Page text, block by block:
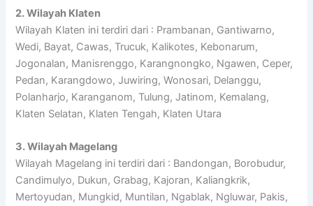
2. Wilayah Klaten
Wilayah Klaten ini terdiri dari : Prambanan, Gantiwarno,
Wedi, Bayat, Cawas, Trucuk, Kalikotes, Kebonarum,
Jogonalan, Manisrenggo, Karangnongko, Ngawen, Ceper,
Pedan, Karangdowo, Juwiring, Wonosari, Delanggu,
Polanharjo, Karanganom, Tulung, Jatinom, Kemalang,
Klaten Selatan, Klaten Tengah, Klaten Utara
3. Wilayah Magelang
Wilayah Magelang ini terdiri dari : Bandongan, Borobudur,
Candimulyo, Dukun, Grabag, Kajoran, Kaliangkrik,
Mertoyudan, Mungkid, Muntilan, Ngablak, Ngluwar, Pakis,